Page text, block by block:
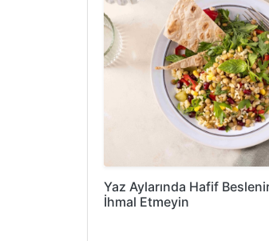
Yaz Aylarında Hafif
İhmal Etmeyin